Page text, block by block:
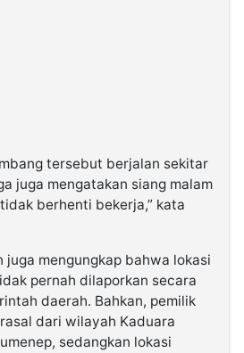
tersebut berjalan sekitar
juga mengatakan siang malam
berhenti bekerja,” kata
juga mengungkap bahwa lokasi
pernah dilaporkan secara
daerah. Bahkan, pemilik
dari wilayah Kaduara
sedangkan lokasi